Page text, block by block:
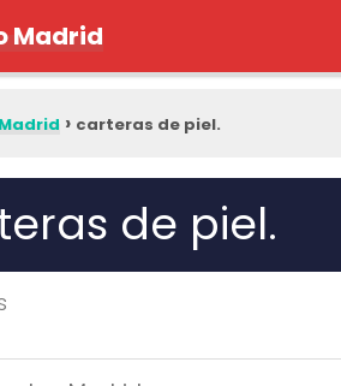
Madrid
carteras de piel.
de piel.